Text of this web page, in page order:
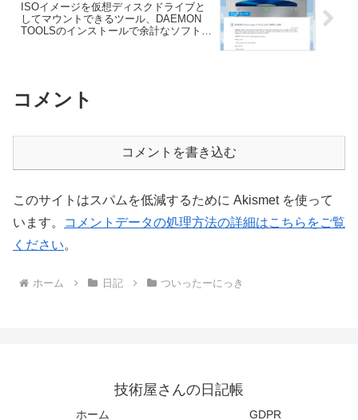
ISOイメージを仮想ディスクドライブと
してマウントできるツール、DAEMON
TOOLSのインストールで余計なソフトを
コメント
コメントを書き込む
このサイトはスパムを低減するために Akismet を使って
います。
コメントデータの処理方法の詳細はこちらをご覧
ください。
ホーム 日記 ついったーにっき
技術屋さんの日記帳
ホーム GDPR